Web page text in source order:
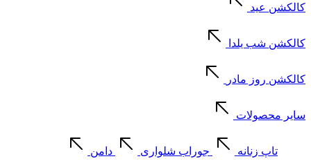
کالکشن عید
کالکشن شب یلدا
کالکشن روز مادر
سایر محصولات
تاپ زنانه جوراب شلواری دامن